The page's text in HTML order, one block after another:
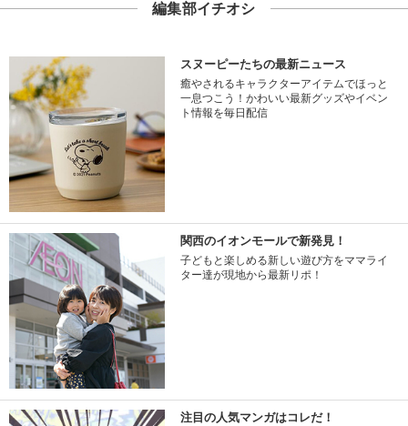
編集部イチオシ
スヌーピーたちの最新ニュース
癒やされるキャラクターアイテムでほっと
一息つこう！かわいい最新グッズやイベン
ト情報を毎日配信
関西のイオンモールで新発見！
子どもと楽しめる新しい遊び方をママライ
ター達が現地から最新リポ！
注目の人気マンガはコレだ！